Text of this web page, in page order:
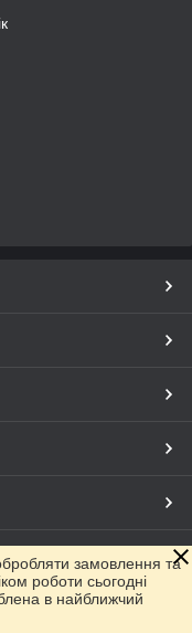
замовлення та
роботи сьогодні
в найближчий